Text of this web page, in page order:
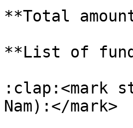
**Total
**List of
:clap:<mark
Nam):</